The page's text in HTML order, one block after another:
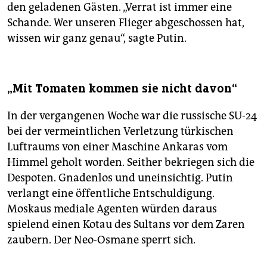
den geladenen Gästen. „Verrat ist immer eine
Schande. Wer unseren Flieger abgeschossen hat,
wissen wir ganz genau“, sagte Putin.
„Mit Tomaten kommen sie nicht davon“
In der vergangenen Woche war die russische SU-24
bei der vermeintlichen Verletzung türkischen
Luftraums von einer Maschine Ankaras vom
Himmel geholt worden. Seither bekriegen sich die
Despoten. Gnadenlos und uneinsichtig. Putin
verlangt eine öffentliche Entschuldigung.
Moskaus mediale Agenten würden daraus
spielend einen Kotau des Sultans vor dem Zaren
zaubern. Der Neo-Osmane sperrt sich.